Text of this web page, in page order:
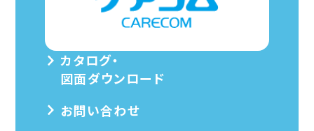
カタログ・
図面ダウンロード
お問い合わせ